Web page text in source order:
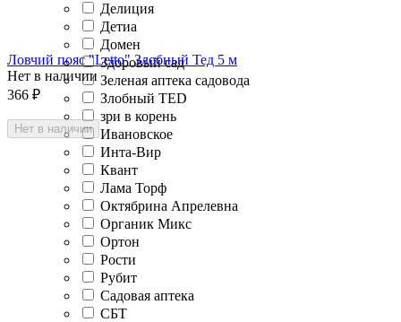
Делиция
Детиа
Домен
Здоровый сад
Зеленая аптека садовода
Злобный TED
зри в корень
Ивановское
Инта-Вир
Квант
Лама Торф
Октябрина Апрелевна
Органик Микс
Ортон
Рости
Рубит
Садовая аптека
СБТ
Ловчий пояс "Letto" Злобный Тед 5 м
Нет в наличии
366 ₽
Нет в наличии